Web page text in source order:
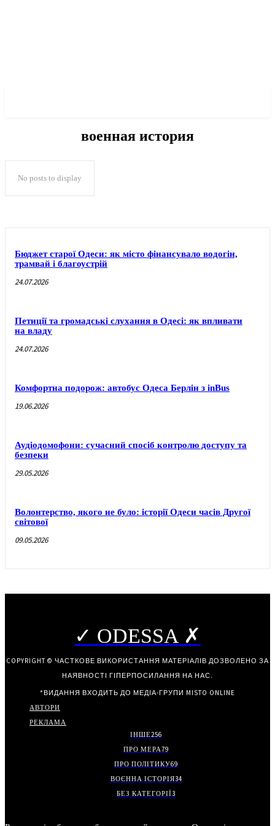
военная история
No posts to display
Бюджет старої Одеси: як місто фінансувало водогін,
трамвай і благоустрій
24.07.2026
Петиції та громадські слухання в Одесі: як впливати
на владу
24.07.2026
Комфортна подорож: автобус Одеса Берлін з inBus
19.06.2026
Аудіодомофони: сучасний спосіб контролю доступу та
безпеки
29.05.2026
Волонтерство, якого не було: історії Одеси часів Другої
світової
09.05.2026
✓ ODESSA ✗
COPYRIGHT © ЧАСТКОВЕ ВИКОРИСТАННЯ МАТЕРІАЛІВ ДОЗВОЛЕНО ЗА
НАЯВНОСТІ ГІПЕРПОСИЛАННЯ НА НАС.
*ВИДАННЯ ВХОДИТЬ ДО МЕДІА-ГРУПИ MISTO ONLINE
АВТОРИ
РЕКЛАМА
ІНШЕ256
ПРО МЕРА79
ПРО ПОЛІТИКУ69
ВОЄННА ІСТОРІЯ34
БЕЗ КАТЕГОРІЇ3